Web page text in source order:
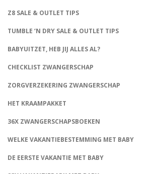
Z8 SALE & OUTLET TIPS
TUMBLE ‘N DRY SALE & OUTLET TIPS
BABYUITZET, HEB JIJ ALLES AL?
CHECKLIST ZWANGERSCHAP
ZORGVERZEKERING ZWANGERSCHAP
HET KRAAMPAKKET
36X ZWANGERSCHAPSBOEKEN
WELKE VAKANTIEBESTEMMING MET BABY
DE EERSTE VAKANTIE MET BABY